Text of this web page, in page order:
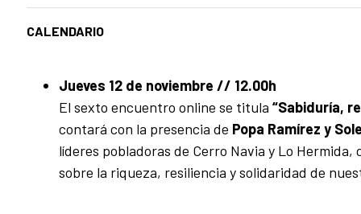
CALENDARIO
Jueves 12 de noviembre // 12.00h
El sexto encuentro online se titula “Sabiduría,
contará con la presencia de Popa Ramírez y
líderes pobladoras de Cerro Navia y Lo
sobre la riqueza, resiliencia y solidaridad de